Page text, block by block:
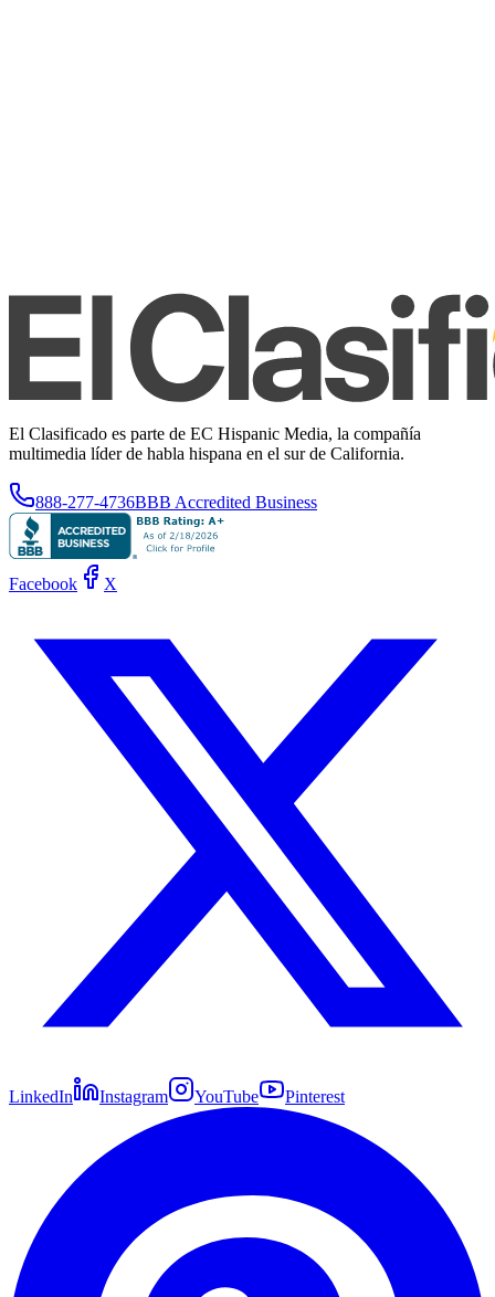
El Clasificado es parte de EC Hispanic Media, la compañía
multimedia líder de habla hispana en el sur de California.
888-277-4736BBB Accredited Business
Facebook X
LinkedIn Instagram YouTube Pinterest